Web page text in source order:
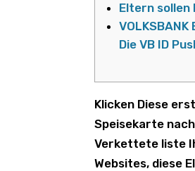
Eltern sollen
Die VB ID
Klicken Diese
Speisekarte
Verkettete liste
Websites, diese